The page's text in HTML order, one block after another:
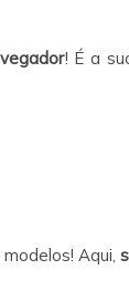
! É a
Aqui,